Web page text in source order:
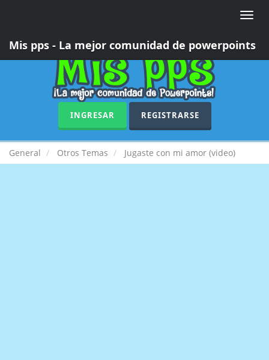
Toggle
Mis pps - La mejor comunidad de powerpoints
INGRESAR REGISTRARSE
General Otros Temas Jugaste con mi amor (video)